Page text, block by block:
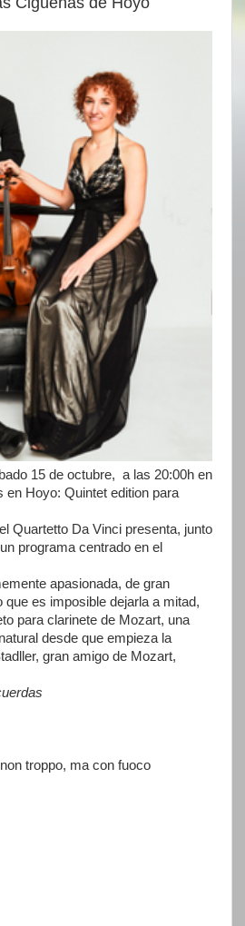
15 de octubre, a las 20:00h en
en Hoyo: Quintet edition para
Quartetto Da Vinci presenta, junto
programa centrado en el
apasionada, de gran
es imposible dejarla a mitad,
para clarinete de Mozart, una
desde que empieza la
gran amigo de Mozart,
troppo, ma con fuoco